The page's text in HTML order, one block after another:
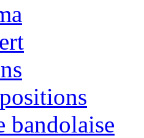
bandolaise